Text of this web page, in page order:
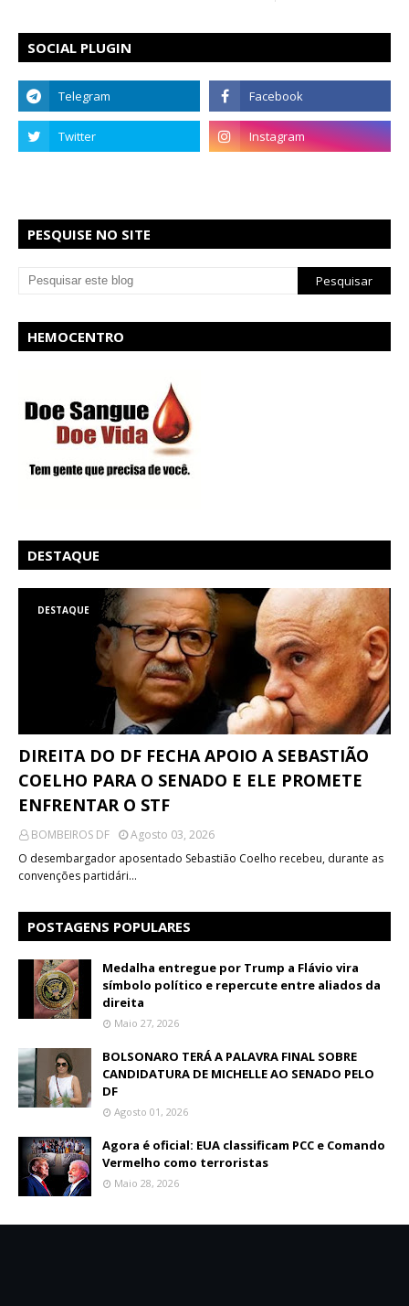
SOCIAL PLUGIN
PESQUISE NO SITE
HEMOCENTRO
DESTAQUE
DESTAQUE
DIREITA DO DF FECHA APOIO A SEBASTIÃO
COELHO PARA O SENADO E ELE PROMETE
ENFRENTAR O STF
BOMBEIROS DF
Agosto 03, 2026
O desembargador aposentado Sebastião Coelho recebeu, durante as
convenções partidári…
POSTAGENS POPULARES
Medalha entregue por Trump a Flávio vira
símbolo político e repercute entre aliados da
direita
Maio 27, 2026
BOLSONARO TERÁ A PALAVRA FINAL SOBRE
CANDIDATURA DE MICHELLE AO SENADO PELO
DF
Agosto 01, 2026
Agora é oficial: EUA classificam PCC e Comando
Vermelho como terroristas
Maio 28, 2026